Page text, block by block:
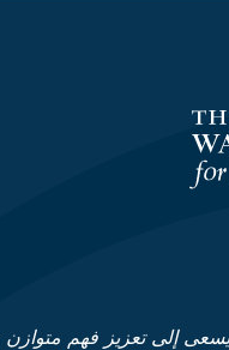
إلى تعزيز فهم متوازن